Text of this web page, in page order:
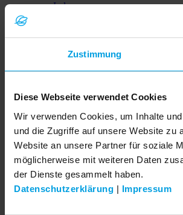
Zustimmung
Diese Webseite verwendet Cookies
Wir verwenden Cookies, um Inhalte
und die Zugriffe auf unsere Website zu
Website an unsere Partner für soziale
möglicherweise mit weiteren Daten
der Dienste gesammelt haben.
Datenschutzerklärung | Impressum
Inde
© 2026 LEMKEN GmbH & Co. KG